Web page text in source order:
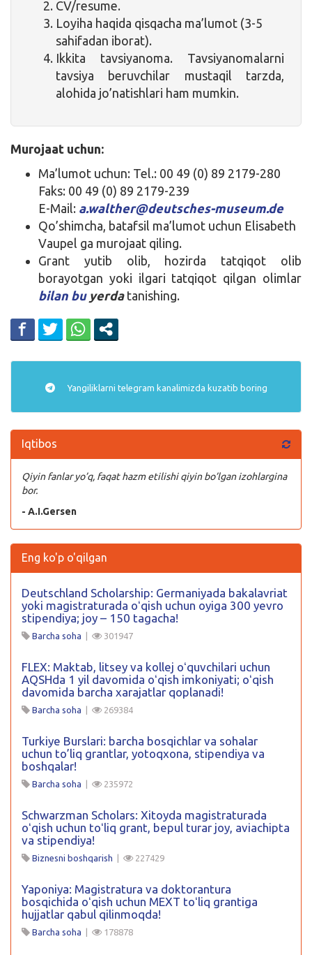
CV/resume.
Loyiha haqida qisqacha ma’lumot (3-5
sahifadan iborat).
Ikkita tavsiyanoma. Tavsiyanomalarni
tavsiya beruvchilar mustaqil tarzda,
alohida jo’natishlari ham mumkin.
Murojaat uchun:
Ma’lumot uchun: Tel.: 00 49 (0) 89 2179-280
Faks: 00 49 (0) 89 2179-239
E-Mail: a.walther@deutsches-museum.de
Qo’shimcha, batafsil ma’lumot uchun Elisabeth
Vaupel ga murojaat qiling.
Grant yutib olib, hozirda tatqiqot olib
borayotgan yoki ilgari tatqiqot qilgan olimlar
bilan buyerda tanishing.
Yangiliklarni telegram kanalimizda kuzatib boring
Iqtibos
Qiyin fanlar yo’q, faqat hazm etilishi qiyin bo’lgan izohlargina
bor.
- A.I.Gersen
Eng ko'p o'qilgan
Deutschland Scholarship: Germaniyada bakalavriat
yoki magistraturada oʻqish uchun oyiga 300 yevro
stipendiya; joy – 150 tagacha!
Barcha soha | 301947
FLEX: Maktab, litsey va kollej oʻquvchilari uchun
AQSHda 1 yil davomida oʻqish imkoniyati; oʻqish
davomida barcha xarajatlar qoplanadi!
Barcha soha | 269384
Turkiye Burslari: barcha bosqichlar va sohalar
uchun to’liq grantlar, yotoqxona, stipendiya va
boshqalar!
Barcha soha | 235972
Schwarzman Scholars: Xitoyda magistraturada
oʻqish uchun toʻliq grant, bepul turar joy, aviachipta
va stipendiya!
Biznesni boshqarish | 227429
Yaponiya: Magistratura va doktorantura
bosqichida oʻqish uchun MEXT toʻliq grantiga
hujjatlar qabul qilinmoqda!
Barcha soha | 178878